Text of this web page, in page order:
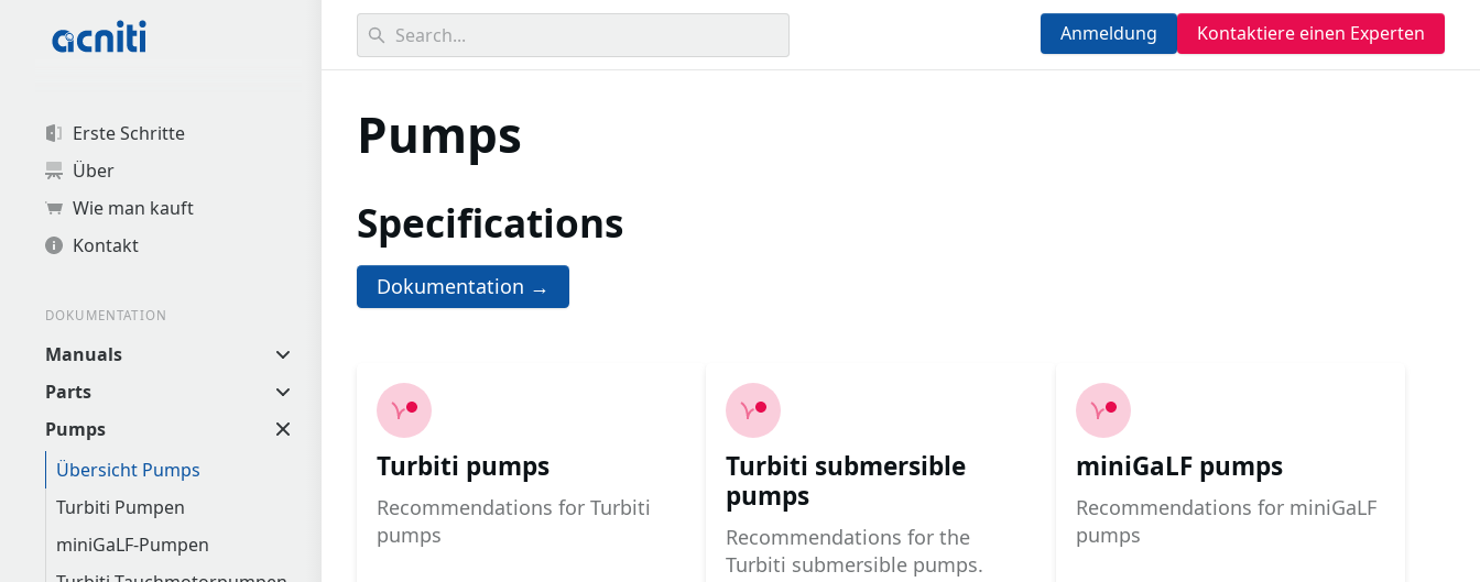
Erste Schritte
Über
Wie man kauft
Kontakt
DOKUMENTATION
Manuals
Parts
Pumps
Übersicht Pumps
Turbiti Pumpen
miniGaLF-Pumpen
0results found.
Anmeldung Kontaktiere einen Experten
Pumps
Specifications
Dokumentation →
Turbiti pumps
Recommendations for Turbiti
pumps
Turbiti submersible
pumps
Recommendations for the
Turbiti submersible pumps.
miniGaLF pumps
Recommendations for miniGaLF
pumps